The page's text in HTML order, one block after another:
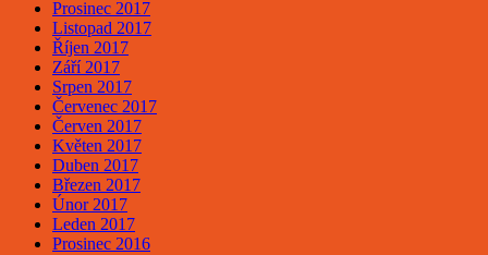
Prosinec 2017
Listopad 2017
Říjen 2017
Září 2017
Srpen 2017
Červenec 2017
Červen 2017
Květen 2017
Duben 2017
Březen 2017
Únor 2017
Leden 2017
Prosinec 2016